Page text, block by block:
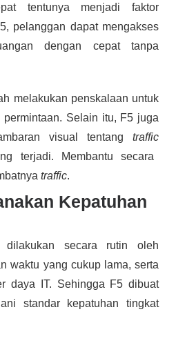
tentunya menjadi faktor
pelanggan dapat mengakses
dengan cepat tanpa
melakukan penskalaan untuk
permintaan. Selain itu, F5 juga
visual tentang traffic
terjadi. Membantu secara
traffic.
Kepatuhan
secara rutin oleh
waktu yang cukup lama, serta
daya IT. Sehingga F5 dibuat
standar kepatuhan tingkat